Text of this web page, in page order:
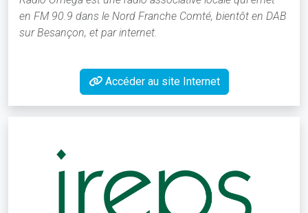
en FM 90.9 dans le Nord Franche Comté, bientôt en DAB
sur Besançon, et par internet.
Accéder au site Internet